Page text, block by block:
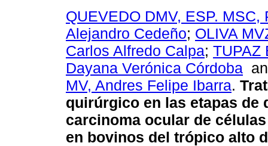
QUEVEDO DMV, ESP. MSC,
Alejandro Cedeño; OLIVA
Carlos Alfredo Calpa; TUPAZ
Dayana Verónica Córdoba
MV, Andres Felipe Ibarra.
quirúrgico en las etapas de
carcinoma ocular de
en bovinos del trópico alto